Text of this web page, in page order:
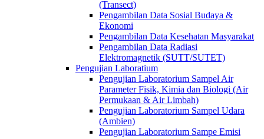
(Transect)
Pengambilan Data Sosial Budaya &
Ekonomi
Pengambilan Data Kesehatan Masyarakat
Pengambilan Data Radiasi
Elektromagnetik (SUTT/SUTET)
Pengujian Laboratium
Pengujian Laboratorium Sampel Air
Parameter Fisik, Kimia dan Biologi (Air
Permukaan & Air Limbah)
Pengujian Laboratorium Sampel Udara
(Ambien)
Pengujian Laboratorium Sampe Emisi